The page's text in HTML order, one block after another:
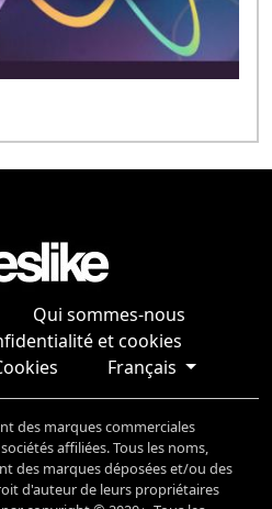
Qui sommes-nous
et cookies
Français
des marques commerciales
affiliées. Tous les noms,
des marques déposées et/ou des
d'auteur de leurs propriétaires